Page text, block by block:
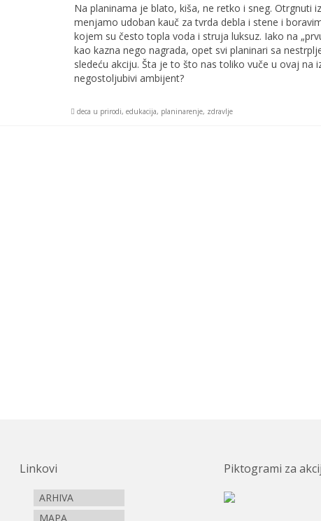
Na planinama je blato, kiša, ne retko i sneg. Otrgnuti
menjamo udoban kauč za tvrda debla i stene i
kojem su često topla voda i struja luksuz. Iako na
kao kazna nego nagrada, opet svi planinari sa
sledeću akciju. Šta je to što nas toliko vuče u ovaj na
negostoljubivi ambijent?
deca u prirodi, edukacija, planinarenje, zdravlje
Linkovi
ARHIVA
MAPA
Piktogrami za